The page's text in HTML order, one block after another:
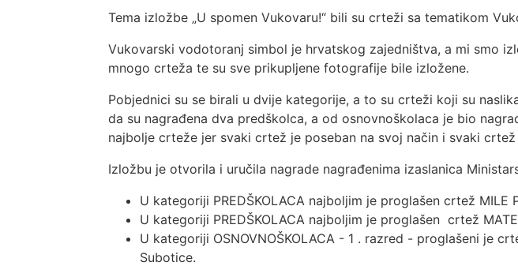
Tema izložbe „U spomen Vukovaru!“ bili su crteži sa tematikom
Vukovarski vodotoranj simbol je hrvatskog zajedništva, a mi smo
mnogo crteža te su sve prikupljene fotografije bile izložene.
Pobjednici su se birali u dvije kategorije, a to su crteži koji su
da su nagrađena dva predškolca, a od osnovnoškolaca je bio
najbolje crteže jer svaki crtež je poseban na svoj način i svaki
Izložbu je otvorila i uručila nagrade nagrađenima izaslanica
U kategoriji PREDŠKOLACA najboljim je proglašen crtež
U kategoriji PREDŠKOLACA najboljim je proglašen crtež
U kategoriji OSNOVNOŠKOLACA - 1 . razred - proglašeni je
Subotice.